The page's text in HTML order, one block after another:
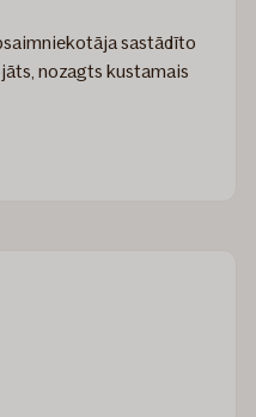
sastādīto
nozagts kustamais